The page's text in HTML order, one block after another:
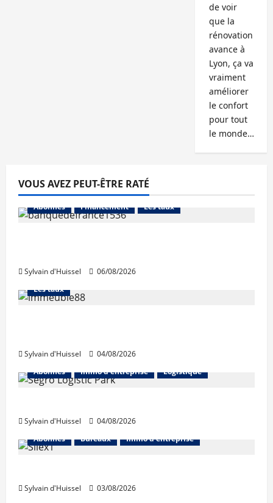
de voir
que la
rénovation
avance à
Lyon, ça va
vraiment
améliorer
le confort
pour tout
le monde…
VOUS AVEZ PEUT-ÊTRE RATÉ
Abonnés Financement Les taux
Sylvain d'Huissel 06/08/2026
Abonnés Financement
Les taux
Sylvain d'Huissel
04/08/2026
Abonnés
Immo d'entreprise Logistique
Sylvain d'Huissel
04/08/2026
Abonnés
Bureaux Immo d'entreprise
Sylvain d'Huissel 03/08/2026